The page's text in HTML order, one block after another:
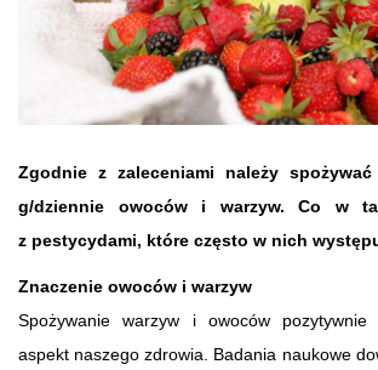
Zgodnie z zaleceniami należy
g/dziennie owoców i warzyw. Co w
z pestycydami, które często w nich
Znaczenie owoców i warzyw
Spożywanie warzyw i owoców pozytywnie
aspekt naszego zdrowia. Badania naukowe